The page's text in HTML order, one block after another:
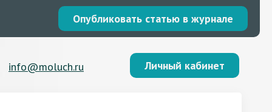
Опубликовать статью в журнале
info@moluch.ru Личный кабинет